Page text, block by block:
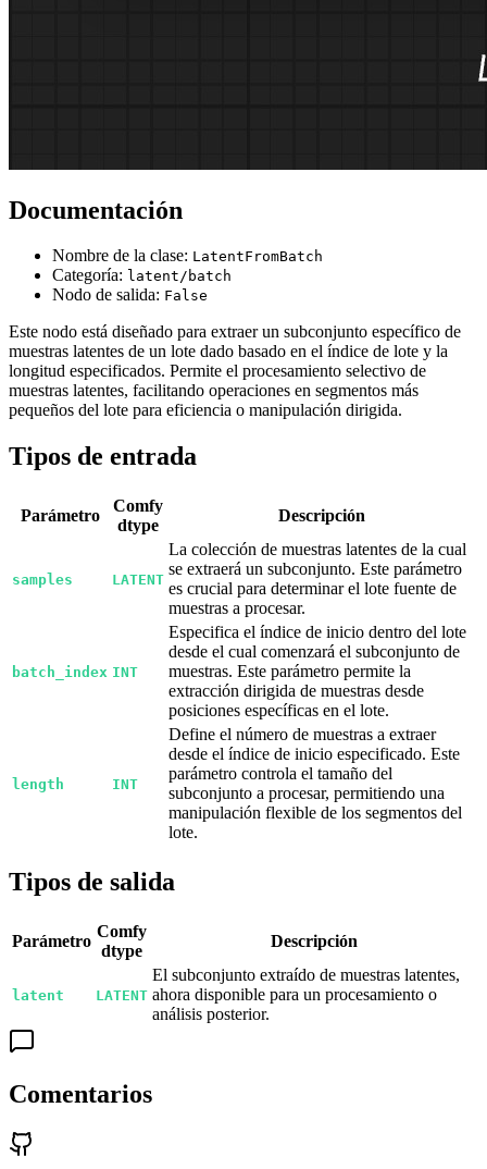
Documentación
Nombre de la clase: LatentFromBatch
Categoría: latent/batch
Nodo de salida: False
Este nodo está diseñado para extraer un subconjunto específico de
muestras latentes de un lote dado basado en el índice de lote y la
longitud especificados. Permite el procesamiento selectivo de
muestras latentes, facilitando operaciones en segmentos más
pequeños del lote para eficiencia o manipulación dirigida.
Tipos de entrada
Parámetro
Comfy
dtype
Descripción
samples LATENT
La colección de muestras latentes de la cual
se extraerá un subconjunto. Este parámetro
es crucial para determinar el lote fuente de
muestras a procesar.
batch_index INT
Especifica el índice de inicio dentro del lote
desde el cual comenzará el subconjunto de
muestras. Este parámetro permite la
extracción dirigida de muestras desde
posiciones específicas en el lote.
length INT
Define el número de muestras a extraer
desde el índice de inicio especificado. Este
parámetro controla el tamaño del
subconjunto a procesar, permitiendo una
manipulación flexible de los segmentos del
lote.
Tipos de salida
Parámetro
Comfy
dtype
Descripción
latent LATENT
El subconjunto extraído de muestras latentes,
ahora disponible para un procesamiento o
análisis posterior.
Comentarios